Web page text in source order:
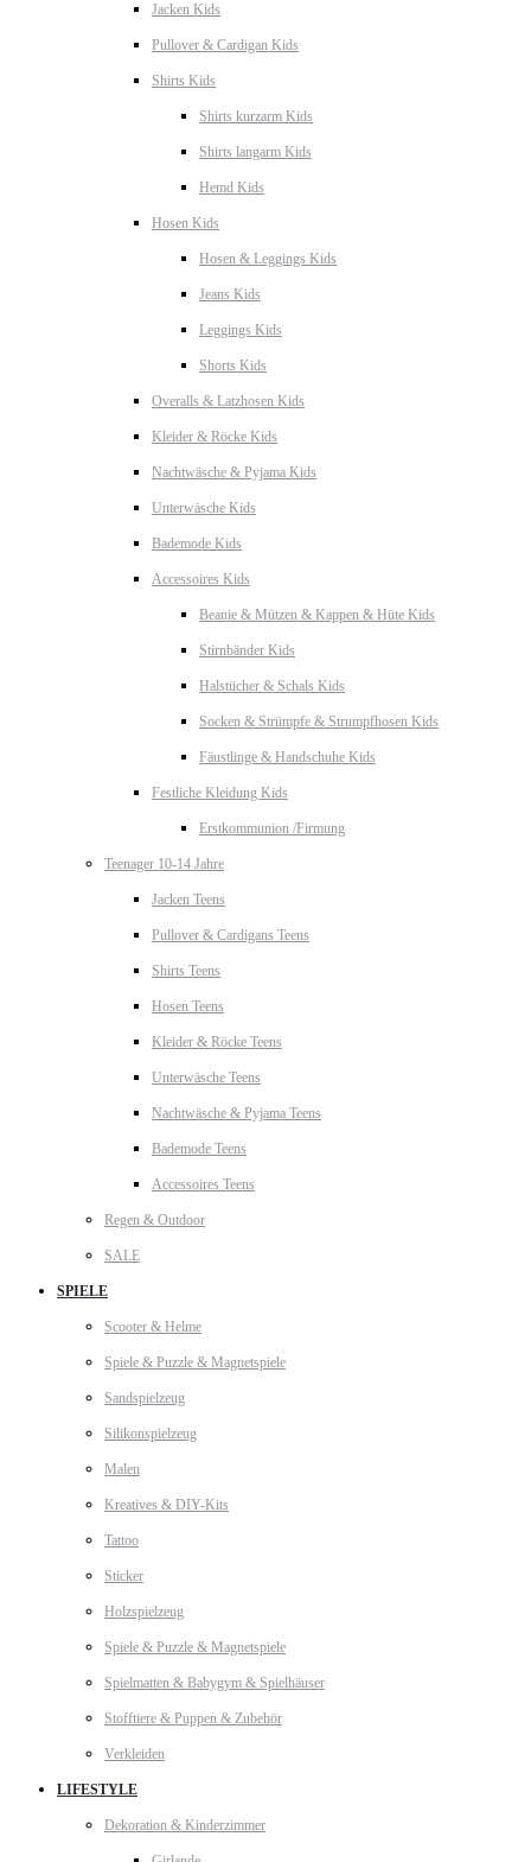
Jacken Kids
Pullover & Cardigan Kids
Shirts Kids
Shirts kurzarm Kids
Shirts langarm Kids
Hemd Kids
Hosen Kids
Hosen & Leggings Kids
Jeans Kids
Leggings Kids
Shorts Kids
Overalls & Latzhosen Kids
Kleider & Röcke Kids
Nachtwäsche & Pyjama Kids
Unterwäsche Kids
Bademode Kids
Accessoires Kids
Beanie & Mützen & Kappen & Hüte Kids
Stirnbänder Kids
Halstücher & Schals Kids
Socken & Strümpfe & Strumpfhosen Kids
Fäustlinge & Handschuhe Kids
Festliche Kleidung Kids
Erstkommunion /Firmung
Teenager 10-14 Jahre
Jacken Teens
Pullover & Cardigans Teens
Shirts Teens
Hosen Teens
Kleider & Röcke Teens
Unterwäsche Teens
Nachtwäsche & Pyjama Teens
Bademode Teens
Accessoires Teens
Regen & Outdoor
SALE
SPIELE
Scooter & Helme
Spiele & Puzzle & Magnetspiele
Sandspielzeug
Silikonspielzeug
Malen
Kreatives & DIY-Kits
Tattoo
Sticker
Holzspielzeug
Spiele & Puzzle & Magnetspiele
Spielmatten & Babygym & Spielhäuser
Stofftiere & Puppen & Zubehör
Verkleiden
LIFESTYLE
Dekoration & Kinderzimmer